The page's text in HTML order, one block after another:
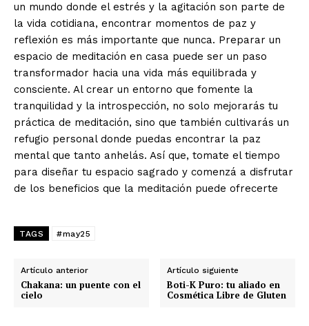
un mundo donde el estrés y la agitación son parte de
la vida cotidiana, encontrar momentos de paz y
reflexión es más importante que nunca. Preparar un
espacio de meditación en casa puede ser un paso
transformador hacia una vida más equilibrada y
consciente. Al crear un entorno que fomente la
tranquilidad y la introspección, no solo mejorarás tu
práctica de meditación, sino que también cultivarás un
refugio personal donde puedas encontrar la paz
mental que tanto anhelás. Así que, tomate el tiempo
para diseñar tu espacio sagrado y comenzá a disfrutar
de los beneficios que la meditación puede ofrecerte
TAGS #may25
Artículo anterior
Chakana: un puente con el
cielo
Artículo siguiente
Boti-K Puro: tu aliado en
Cosmética Libre de Gluten